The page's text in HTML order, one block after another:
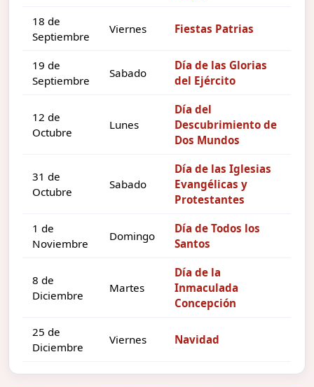
18 de
Septiembre
Viernes Fiestas Patrias
19 de
Septiembre
Sabado
Día de las Glorias
del Ejército
12 de
Octubre
Lunes
Día del
Descubrimiento de
Dos Mundos
31 de
Octubre
Sabado
Día de las Iglesias
Evangélicas y
Protestantes
1 de
Noviembre
Domingo
Día de Todos los
Santos
8 de
Diciembre
Martes
Día de la
Inmaculada
Concepción
25 de
Diciembre
Viernes Navidad